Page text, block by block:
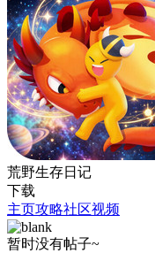
荒野生存日记
下载
主页攻略社区视频
暂时没有帖子~